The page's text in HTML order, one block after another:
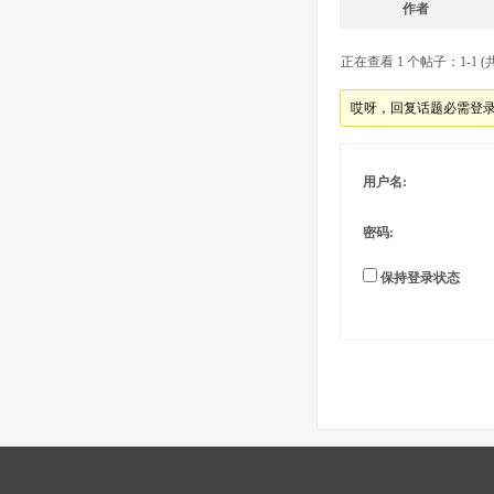
作者
正在查看 1 个帖子：1-1 (
哎呀，回复话题必需登录
用户名:
密码:
保持登录状态